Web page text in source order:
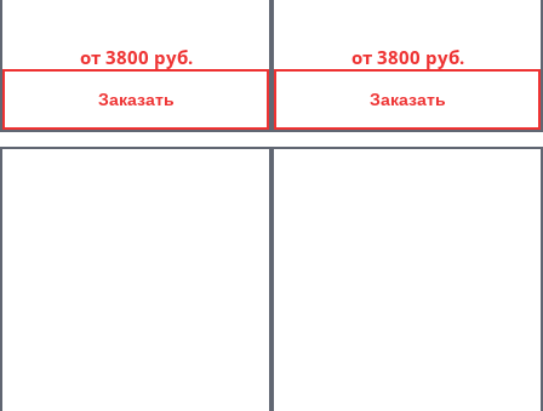
от 3800 руб.
Заказать
от 3800 руб.
Заказать